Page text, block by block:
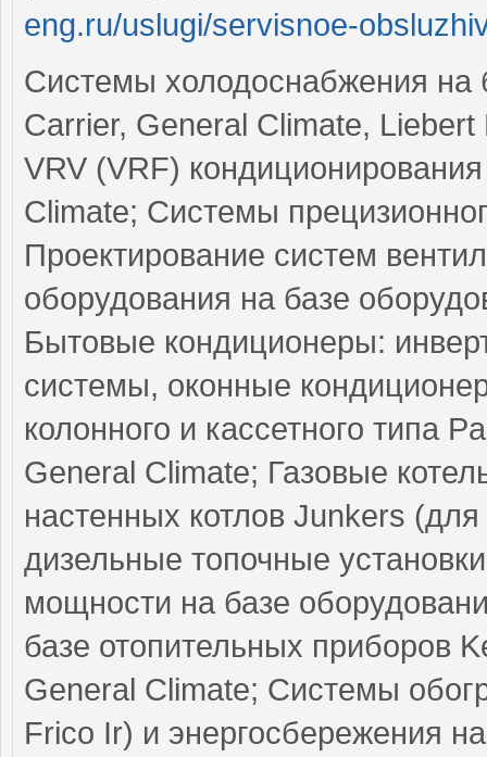
eng.ru/uslugi/servisnoe-
Системы холодоснабжения на
Carrier, General Climate,
VRV (VRF)
Climate; Системы
Проектирование систем
оборудования на базе
Бытовые кондиционеры:
системы, оконные
колонного и кассетного типа
General Climate; Газовые
настенных котлов Junkers
дизельные топочные
мощности на базе
базе отопительных приборов
General Climate; Системы
Frico Ir) и энергосбережения